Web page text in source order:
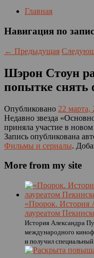
Главная
Навигация по
← Предыдущая
Шэрон Стоун
попытке снять
Опубликовано 22 марта,
Недавно звезда
приняла участие в
Запись опубликована
Фильмы и сериалы.
More from my site
«Пророк. История
лауреатом
История Александра
международного
и получил